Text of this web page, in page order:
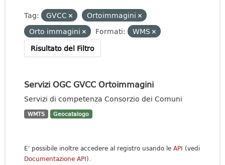
Tag: GVCC
Ortoimmagini
Orto immagini
Formati:
WMS
Risultato del Filtro
Servizi OGC GVCC Ortoimmagini
Servizi di competenza Consorzio dei Comuni
WMTS Geocatalogo
E' possibile inoltre accedere al registro usando le API (vedi
Documentazione API).